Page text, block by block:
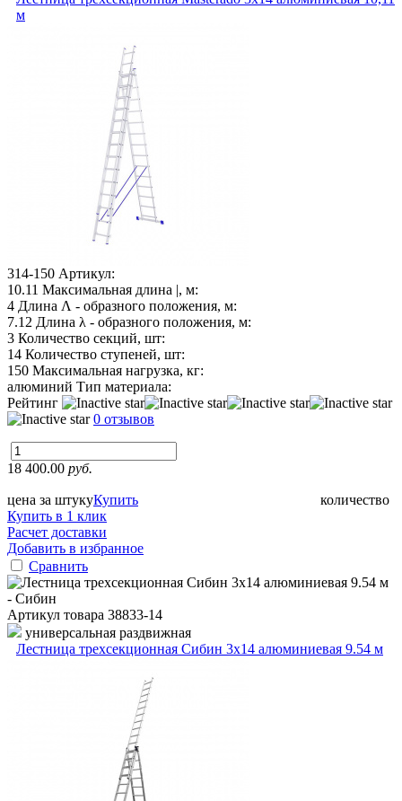
м
314-150 Артикул:
10.11 Максимальная длина |, м:
4 Длина Λ - образного положения, м:
7.12 Длина λ - образного положения, м:
3 Количество секций, шт:
14 Количество ступеней, шт:
150 Максимальная нагрузка, кг:
алюминий Тип материала:
Рейтинг
0 отзывов
18 400.00 руб.
цена за штуку количество
Купить
Купить в 1 клик
Расчет доставки
Добавить в избранное
Сравнить
Артикул товара 38833-14
универсальная раздвижная
Лестница трехсекционная Сибин 3х14 алюминиевая 9.54 м